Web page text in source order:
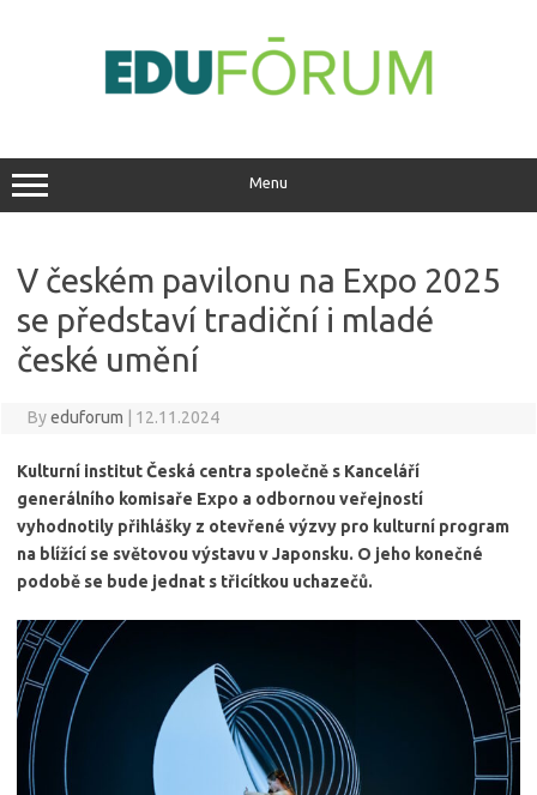
Menu
V českém pavilonu na Expo 2025
se představí tradiční i mladé
české umění
Byeduforum 12.11.2024
Kulturní institut Česká centra společně s Kanceláří
generálního komisaře Expo a odbornou veřejností
vyhodnotily přihlášky z otevřené výzvy pro kulturní program
na blížící se světovou výstavu v Japonsku. O jeho konečné
podobě se bude jednat s třicítkou uchazečů.